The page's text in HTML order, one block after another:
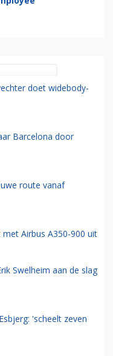
doet widebody-
Barcelona door
route vanaf
Airbus A350-900 uit
Swelheim aan de slag
'scheelt zeven